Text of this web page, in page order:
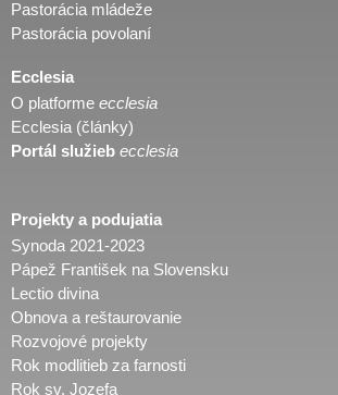
Pastorácia mládeže
Pastorácia povolaní
Ecclesia
O platforme ecclesia
Ecclesia (články)
Portál služieb ecclesia
Projekty a podujatia
Synoda 2021-2023
Pápež František na Slovensku
Lectio divina
Obnova a reštaurovanie
Rozvojové projekty
Rok modlitieb za farnosti
Rok sv. Jozefa